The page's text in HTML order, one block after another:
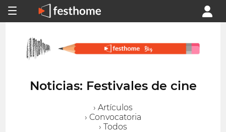
Noticias: Festivales de cine
› Artículos
› Convocatoria
› Todos